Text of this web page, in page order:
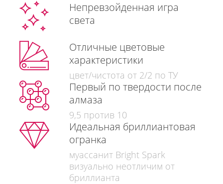
Непревзойденная игра
света
Отличные цветовые
характеристики
цвет/чистота от 2/2 по ТУ
Первый по твердости после
алмаза
9,5 против 10
Идеальная бриллиантовая
огранка
муассанит Bright Spark
визуально неотличим от
бриллианта